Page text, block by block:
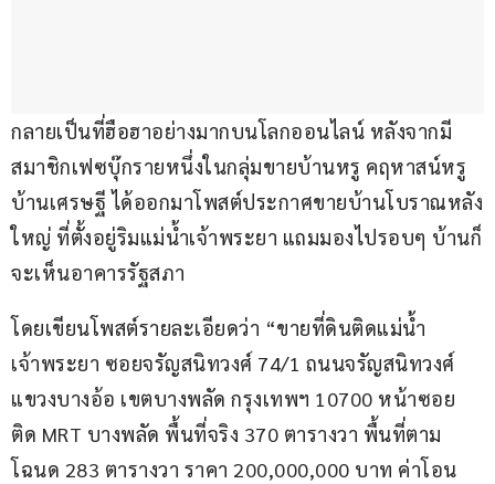
กลายเป็นที่ฮือฮาอย่างมากบนโลกออนไลน์ หลังจากมี
สมาชิกเฟซบุ๊กรายหนึ่งในกลุ่มขายบ้านหรู คฤหาสน์หรู
บ้านเศรษฐี ได้ออกมาโพสต์ประกาศขายบ้านโบราณหลัง
ใหญ่ ที่ตั้งอยู่ริมแม่น้ำเจ้าพระยา แถมมองไปรอบๆ บ้านก็
จะเห็นอาคารรัฐสภา
โดยเขียนโพสต์รายละเอียดว่า “ขายที่ดินติดแม่น้ำ
เจ้าพระยา ซอยจรัญสนิทวงศ์ 74/1 ถนนจรัญสนิทวงศ์
แขวงบางอ้อ เขตบางพลัด กรุงเทพฯ 10700 หน้าซอย
ติด MRT บางพลัด พื้นที่จริง 370 ตารางวา พื้นที่ตาม
โฉนด 283 ตารางวา ราคา 200,000,000 บาท ค่าโอน